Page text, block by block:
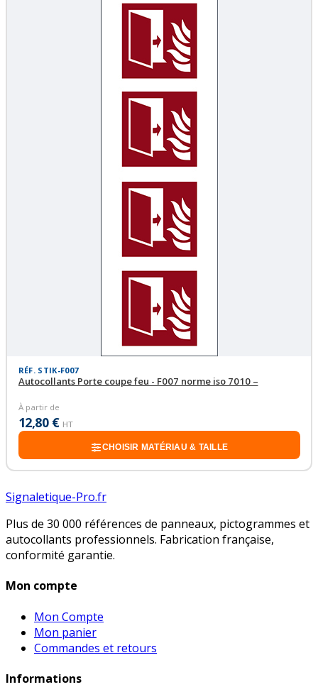
RÉF. STIK-F007
Autocollants Porte coupe feu - F007 norme iso 7010 –
À partir de
12,80 € HT
CHOISIR MATÉRIAU & TAILLE
Signaletique-Pro.fr
Plus de 30 000 références de panneaux, pictogrammes et
autocollants professionnels. Fabrication française,
conformité garantie.
Mon compte
Mon Compte
Mon panier
Commandes et retours
Informations